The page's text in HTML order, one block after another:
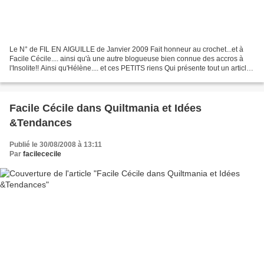
Le N° de FIL EN AIGUILLE de Janvier 2009 Fait honneur au crochet...et à
Facile Cécile.... ainsi qu'à une autre blogueuse bien connue des accros à
l'Insolite!! Ainsi qu'Hélène.... et ces PETITS riens Qui présente tout un article
Facile Cécile dans Quiltmania et Idées
&Tendances
Publié le 30/08/2008 à 13:11
Par facilececile